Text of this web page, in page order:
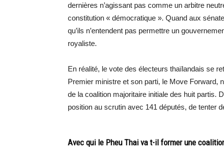
dernières n’agissant pas comme un arbitre
constitution « démocratique ». Quand aux
qu’ils n’entendent pas permettre un
royaliste.
En réalité, le vote des électeurs thaïlandais se
Premier ministre et son parti, le Move Forward,
de la coalition majoritaire initiale des huit partis.
position au scrutin avec 141 députés, de tenter
Avec qui le Pheu Thai va t-il former une